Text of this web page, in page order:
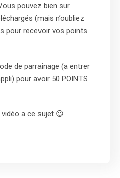
pouvez bien sur
(mais n’oubliez
pour recevoir vos points
de parrainage (a entrer
pour avoir 50 POINTS
a ce sujet 😉